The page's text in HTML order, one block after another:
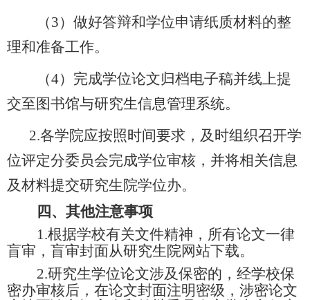
（3）做好答辩和学位申请纸质材料的整
理和准备工作。
（4）完成学位论文归档电子稿并线上提
交至图书馆与研究生信息管理系统。
2.各学院应按照时间要求，及时组织召开学
位评定分委员会完成学位审核，并将相关信息
及材料提交研究生院学位办。
四、其他注意事项
1.根据学校有关文件精神，所有论文一律
盲审，盲审封面从研究生院网站下载。
2.研究生学位论文涉及保密的，经学校保
密办审核后，在论文封面注明密级，涉密论文